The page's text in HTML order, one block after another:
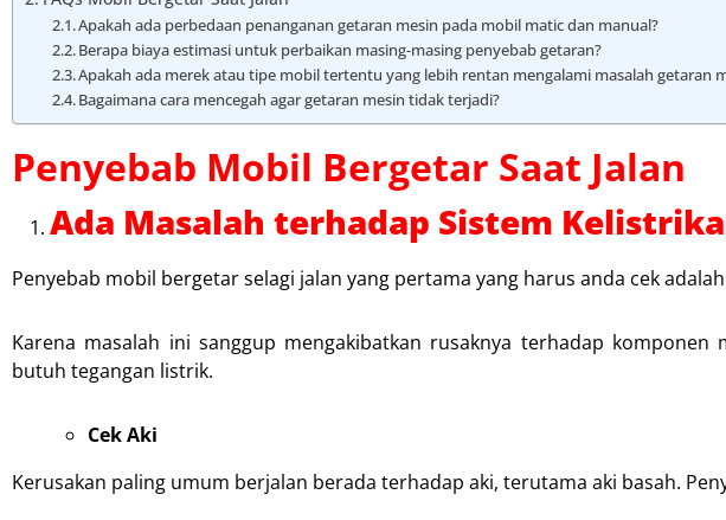
Apakah ada perbedaan penanganan getaran mesin pada mobil matic dan manual?
Berapa biaya estimasi untuk perbaikan masing-masing penyebab getaran?
Apakah ada merek atau tipe mobil tertentu yang lebih rentan mengalami masalah getaran
Bagaimana cara mencegah agar getaran mesin tidak terjadi?
Penyebab Mobil Bergetar Saat Jalan
Ada Masalah terhadap Sistem
Penyebab mobil bergetar selagi jalan yang pertama yang harus anda cek
Karena masalah ini sanggup mengakibatkan rusaknya terhadap
butuh tegangan listrik.
Cek Aki
Kerusakan paling umum berjalan berada terhadap aki, terutama aki basah.